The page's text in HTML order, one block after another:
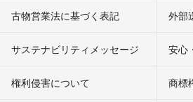
古物営業法に基づく表記 外部
サステナビリティメッセージ 安心
権利侵害について
商標